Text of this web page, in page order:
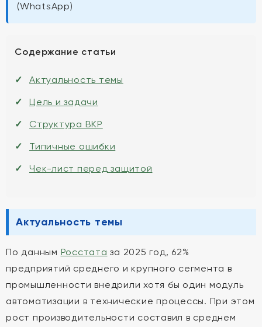
(WhatsApp)
Содержание статьи
Актуальность темы
Цель и задачи
Структура ВКР
Типичные ошибки
Чек-лист перед защитой
Актуальность темы
По данным Росстата за 2025 год, 62%
предприятий среднего и крупного сегмента в
промышленности внедрили хотя бы один модуль
автоматизации в технические процессы. При этом
рост производительности составил в среднем